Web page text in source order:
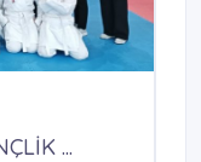
...